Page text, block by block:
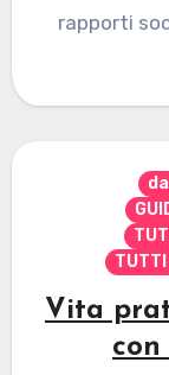
rapporti
TUTTI
Vita